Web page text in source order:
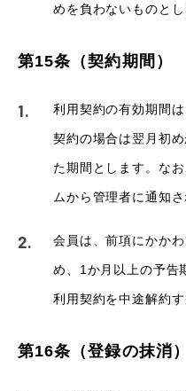
めを負わないものとし
第15条（契約期間）
利用契約の有効期間
契約の場合は翌月初
た期間とします。な
ムから管理者に通知さ
会員は、前項にかか
め、1か月以上の予告
利用契約を中途解約す
第16条（登録の抹消）